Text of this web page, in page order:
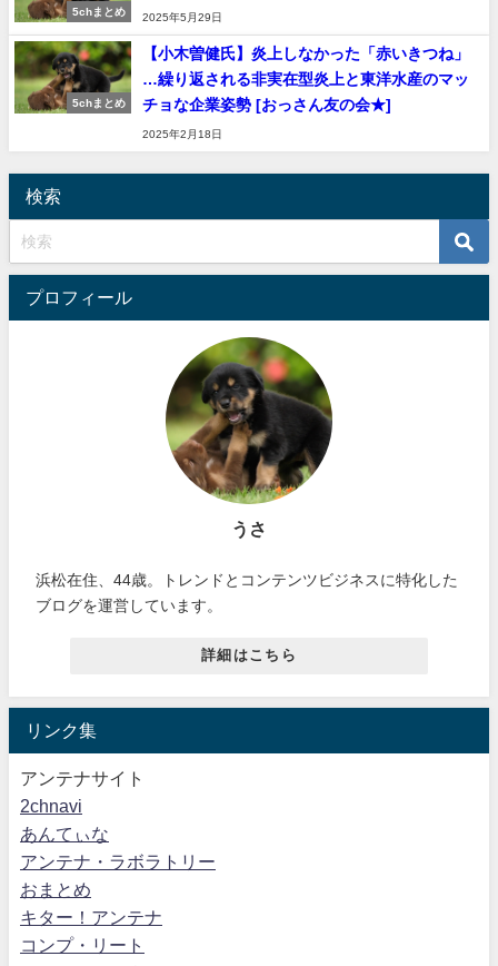
5chまとめ
2025年5月29日
5chまとめ
【小木曽健氏】炎上しなかった「赤いきつね」
…繰り返される非実在型炎上と東洋水産のマッ
チョな企業姿勢 [おっさん友の会★]
2025年2月18日
検索
プロフィール
うさ
浜松在住、44歳。トレンドとコンテンツビジネスに特化した
ブログを運営しています。
詳細はこちら
リンク集
アンテナサイト
2chnavi
あんてぃな
アンテナ・ラボラトリー
おまとめ
キター！アンテナ
コンプ・リート